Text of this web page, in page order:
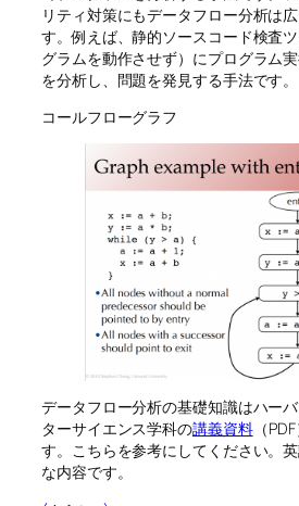
リティ対策にもデータフロー分析は
す。例えば、静的ソースコード検査
グラムを動作させず）にプログラム
を分析し、問題を発見する手法です。
コールフローグラフ
データフロー分析の基礎知識はハー
ターサイエンス学科の講義資料（
す。こちらを参考にしてください。
な内容です。